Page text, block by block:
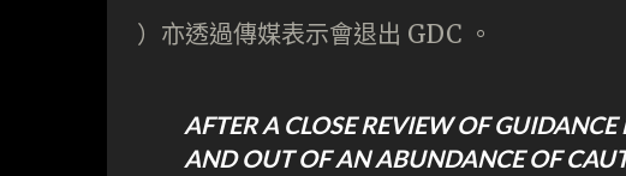
）亦透過傳媒表示會退出 GDC 。
AFTER A CLOSE REVIEW OF
AND OUT OF AN ABUNDANCE OF